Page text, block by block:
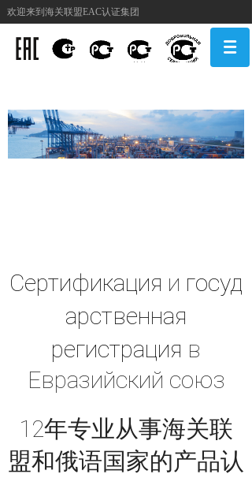
欢迎来到海关联盟EAC认证集团
Сертификация и госуд
арственная
регистрация в
Евразийский союз
12年专业从事海关联
盟和俄语国家的产品认